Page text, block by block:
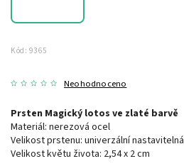
Kód: 9365
Neohodnoceno
Prsten Magický lotos ve zlaté barvě
Materiál: nerezová ocel
Velikost prstenu: univerzální nastavitelná
Velikost květu života: 2,54 x 2 cm